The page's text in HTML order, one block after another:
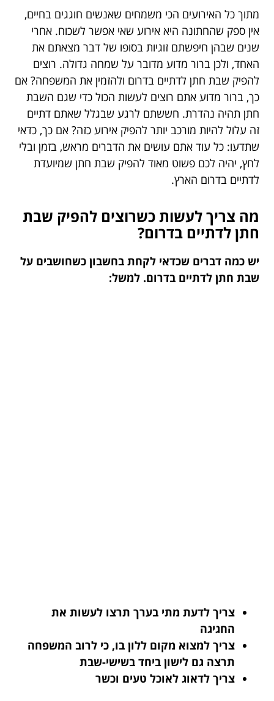
מתוך כל האירועים הכי משמחים שאנשים חוגגים בחיים,
אין ספק שהחתונה היא אירוע שאי אפשר לשכוח. אחרי
שנים שבהן חיפשתם זוגיות בסופו של דבר מצאתם את
האחד, ולכן ברור מדוע מדובר על שמחה גדולה. רוצים
להפיק שבת חתן לדתיים בדרום ולהזמין את המשפחה? אם
כך, ברור מדוע אתם רוצים לעשות הכול כדי שגם השבת
חתן תהיה נהדרת. חששתם לרגע שבגלל שאתם דתיים
זה עלול להיות מורכב יותר להפיק אירוע כזה? אם כך, כדאי
שתדעו: כל עוד אתם עושים את הדברים מראש, בזמן ובלי
לחץ, יהיה לכם פשוט מאוד להפיק שבת חתן שמיועדת
לדתיים בדרום הארץ.
מה צריך לעשות כשרוצים להפיק שבת
חתן לדתיים בדרום?
יש כמה דברים שכדאי לקחת בחשבון כשחושבים על
שבת חתן לדתיים בדרום. למשל:
צריך לדעת מתי בערך תרצו לעשות את
החגיגה
צריך למצוא מקום ללון בו, כי לרוב המשפחה
תרצה גם לישון ביחד בשישי-שבת
צריך לדאוג לאוכל טעים וכשר